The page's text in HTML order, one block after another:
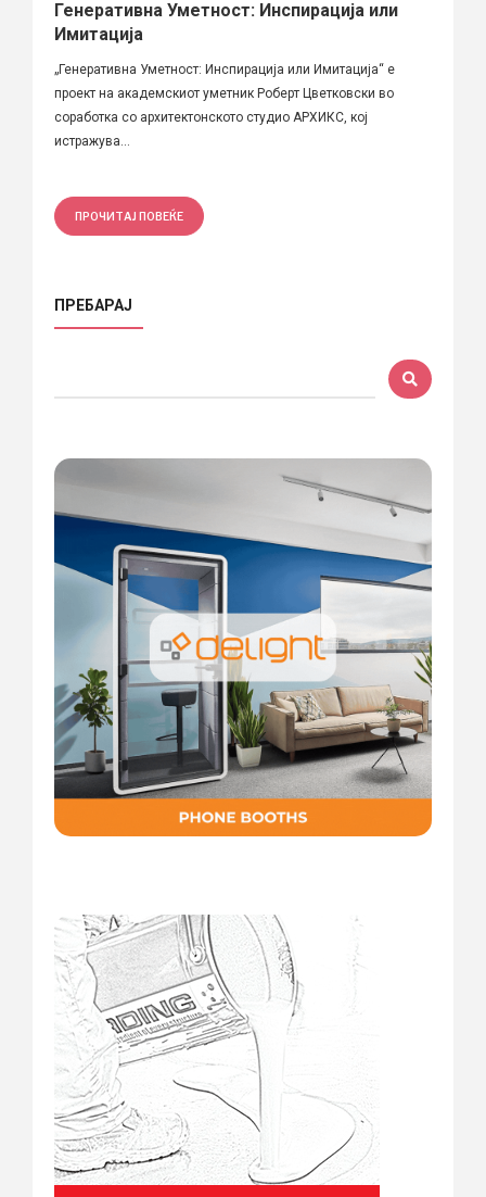
Генеративна Уметност: Инспирација или
Имитација
„Генеративна Уметност: Инспирација или Имитација“ е
проект на академскиот уметник Роберт Цветковски во
соработка со архитектонското студио АРХИКС, кој
истражува...
ПРОЧИТАЈ ПОВЕЌЕ
ПРЕБАРАЈ